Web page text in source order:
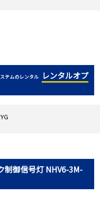
テムのレンタル レンタルオプ
制御信号灯 NHV6-3M-